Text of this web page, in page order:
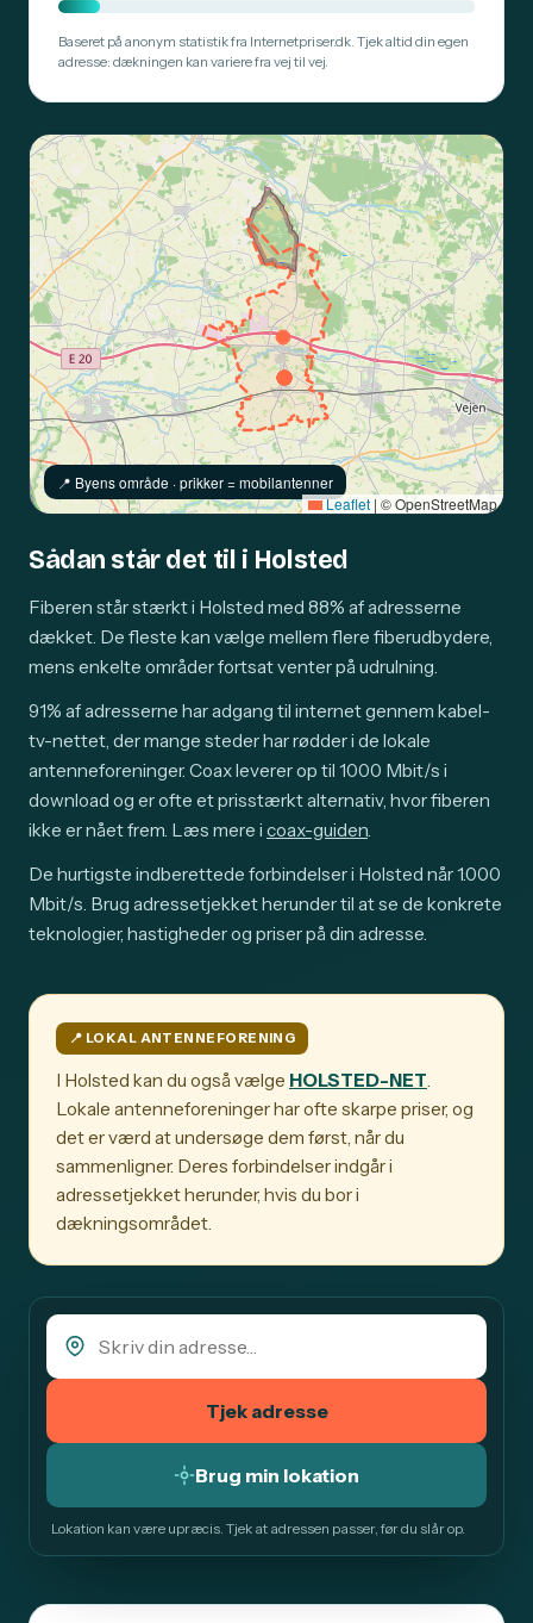
Baseret på anonym statistik fra Internetpriser.dk. Tjek altid din egen
adresse: dækningen kan variere fra vej til vej.
📍️ Byens område · prikker = mobilantenner
Leaflet | © OpenStreetMap
Sådan står det til i Holsted
Fiberen står stærkt i Holsted med 88% af adresserne
dækket. De fleste kan vælge mellem flere fiberudbydere,
mens enkelte områder fortsat venter på udrulning.
91% af adresserne har adgang til internet gennem kabel-
tv-nettet, der mange steder har rødder i de lokale
antenneforeninger. Coax leverer op til 1000 Mbit/s i
download og er ofte et prisstærkt alternativ, hvor fiberen
ikke er nået frem. Læs mere i coax-guiden.
De hurtigste indberettede forbindelser i Holsted når 1.000
Mbit/s. Brug adressetjekket herunder til at se de konkrete
teknologier, hastigheder og priser på din adresse.
📍️ LOKAL ANTENNEFORENING
I Holsted kan du også vælge HOLSTED-NET.
Lokale antenneforeninger har ofte skarpe priser, og
det er værd at undersøge dem først, når du
sammenligner. Deres forbindelser indgår i
adressetjekket herunder, hvis du bor i
dækningsområdet.
Tjek adresse
Brug min lokation
Lokation kan være upræcis. Tjek at adressen passer, før du slår op.